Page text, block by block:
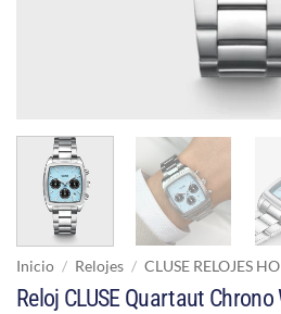
Inicio / Relojes / CLUSE RELOJES
Reloj CLUSE Quartaut